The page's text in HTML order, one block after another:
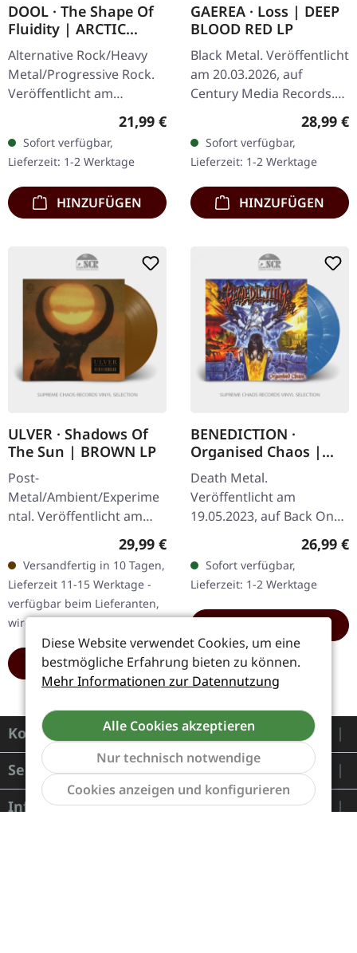
DOOL · The Shape Of
Fluidity | ARCTIC
PEARL LP
Alternative Rock/Heavy
Metal/Progressive Rock.
Veröffentlicht am
28.03.2025, auf Prophecy
Productions. Arktic Pearl
Vinyl im Gatefold-Cover
in…
Regulärer Preis:
21,99 €
Sofort verfügbar,
Lieferzeit: 1-2 Werktage
HINZUFÜGEN
GAEREA · Loss | DEEP
BLOOD RED LP
Black Metal. Veröffentlicht
am 20.03.2026, auf
Century Media Records.
Exemplare. Erhältlich nur
bei ausgewählten…
28,99 €
Sofort verfügbar,
Lieferzeit: 1-2 Werktage
HINZUFÜGEN
ULVER · Shadows Of
The Sun | BROWN LP
Post-
Metal/Ambient/Experime
ntal. Veröffentlicht am
08.08.2025, auf House Of
Mythology. Braunes Vinyl
LP mit dickem 300gsm 2-
seitigen gedruckten…
Regulärer Preis:
29,99 €
Versandfertig in 10 Tagen,
Lieferzeit 11-15 Werktage -
verfügbar beim Lieferanten,
wird bestellt
HINZUFÜGEN
BENEDICTION ·
Organised Chaos |
BLUE/WHITE 2LP
Death Metal.
Veröffentlicht am
19.05.2023, auf Back On
Black. Hellblaues Doppel-
Splattern. Benedictions
'Organised Chaos' ist
ein…
26,99 €
Sofort verfügbar,
Lieferzeit: 1-2 Werktage
Kontakt
Service
Informationen
Diese Website verwendet Cookies, um eine
bestmögliche Erfahrung bieten zu können.
Mehr Informationen zur Datennutzung
Alle Cookies akzeptieren
Nur technisch notwendige
Cookies anzeigen und konfigurieren